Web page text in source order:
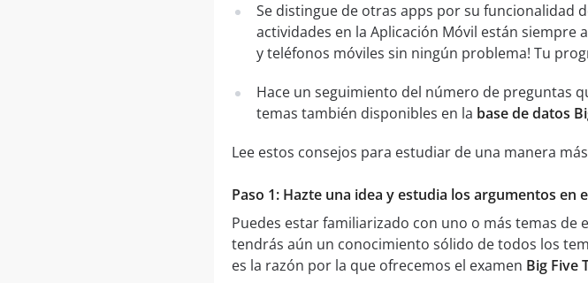
Se distingue de otras apps por su funcionalidad
actividades en la Aplicación Móvil están siempre
y teléfonos móviles sin ningún problema! Tu
Hace un seguimiento del número de preguntas
temas también disponibles en la base de datos
Lee estos consejos para estudiar de una manera
Paso 1: Hazte una idea y estudia los argumentos en
Puedes estar familiarizado con uno o más temas de
tendrás aún un conocimiento sólido de todos los
es la razón por la que ofrecemos el examen Big Five